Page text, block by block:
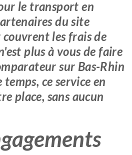
le transport en
du site
les frais de
plus à vous de faire
sur Bas-Rhin
ce service en
place, sans aucun